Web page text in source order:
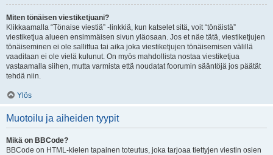
Miten tönäisen viestiketjuani?
Klikkaamalla “Tönaise viestiä” -linkkiä, kun katselet sitä, voit “tönäistä”
viestiketjua alueen ensimmäisen sivun yläosaan. Jos et näe tätä, viestiketjujen
tönäiseminen ei ole sallittua tai aika joka viestiketjujen tönäisemisen välillä
vaaditaan ei ole vielä kulunut. On myös mahdollista nostaa viestiketjua
vastaamalla siihen, mutta varmista että noudatat foorumin sääntöjä jos päätät
tehdä niin.
Ylös
Muotoilu ja aiheiden tyypit
Mikä on BBCode?
BBCode on HTML-kielen tapainen toteutus, joka tarjoaa tiettyjen viestin osien